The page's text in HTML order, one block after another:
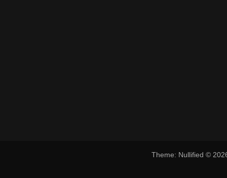
Theme: Nullified ©